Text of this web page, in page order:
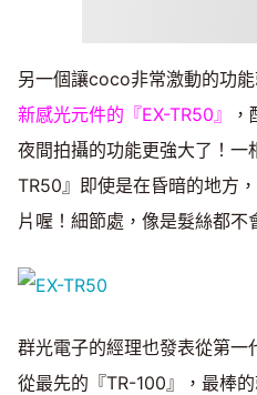
另一個讓coco非常激動的功
新感光元件的『EX-TR50』
夜間拍攝的功能更強大了！一
TR50』即使是在昏暗的地方
片喔！細節處，像是髮絲都不
群光電子的經理也發表從第一
從最先的『TR-100』，最棒